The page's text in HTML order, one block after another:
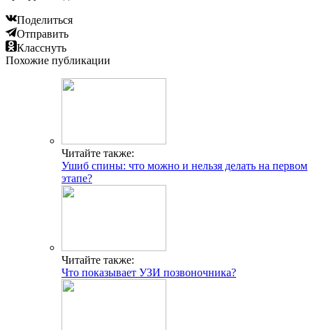
Поделиться
Отправить
Класснуть
Похожие публикации
Читайте также:
Ушиб спины: что можно и нельзя делать на первом
этапе?
Читайте также:
Что показывает УЗИ позвоночника?